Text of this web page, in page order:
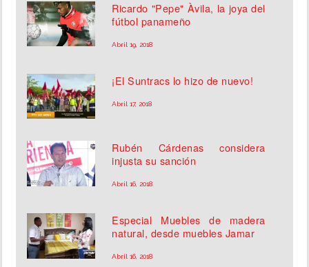
Ricardo "Pepe" Àvila, la joya del
fútbol panameño
Abril 19, 2018
¡El Suntracs lo hizo de nuevo!
Abril 17, 2018
Rubén Cárdenas considera
injusta su sanción
Abril 16, 2018
Especial Muebles de madera
natural, desde muebles Jamar
Abril 16, 2018